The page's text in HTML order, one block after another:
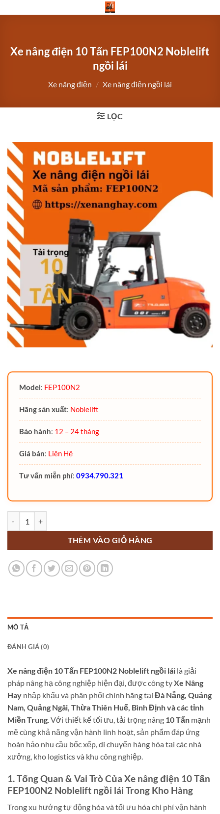
qua
Xe nâng điện 10 Tấn FEP100N2 Noblelift
ngồi lái
Xe nâng điện / Xe nâng điện ngồi lái
LỌC
Model: FEP100N2
Hãng sản xuất: Noblelift
Bảo hành: 12 – 24 tháng
Giá bán: Liên Hệ
Tư vấn miễn phí: 0934.790.321
THÊM VÀO GIỎ HÀNG
MÔ TẢ
ĐÁNH GIÁ (0)
Xe nâng điện 10 Tấn FEP100N2 Noblelift ngồi lái là giải
pháp nâng hạ công nghiệp hiện đại, được công tyXe Nâng
Hay nhập khẩu và phân phối chính hãng tại Đà Nẵng, Quảng
Nam, Quảng Ngãi, Thừa Thiên Huế, Bình Định và các tỉnh
Miền Trung. Với thiết kế tối ưu, tải trọng nâng 10 Tấn mạnh
mẽ cùng khả năng vận hành linh hoạt, sản phẩm đáp ứng
hoàn hảo nhu cầu bốc xếp, di chuyển hàng hóa tại các nhà
xưởng, kho logistics và khu công nghiệp.
1. Tổng Quan & Vai Trò Của Xe nâng điện 10 Tấn
FEP100N2 Noblelift ngồi lái Trong Kho Hàng
Trong xu hướng tự động hóa và tối ưu hóa chi phí vận hành